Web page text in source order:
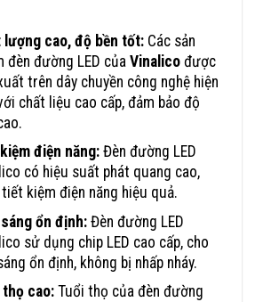
lượng cao, độ bền tốt:Các sản
đèn đường LED của Vinalicođược
trên dây chuyền công nghệ hiện
chất liệu cao cấp, đảm bảo độ
điện năng:Đèn đường LED
có hiệu suất phát quang cao,
kiệm điện năng hiệu quả.
ổn định:Đèn đường LED
sử dụng chip LED cao cấp, cho
ổn định, không bị nhấp nháy.
thọ cao:Tuổi thọ của đèn đường